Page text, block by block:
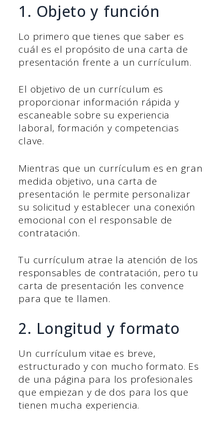
1. Objeto y función
Lo primero que tienes que saber es
cuál es el propósito de una carta de
presentación frente a un currículum.
El objetivo de un currículum es
proporcionar información rápida y
escaneable sobre su experiencia
laboral, formación y competencias
clave.
Mientras que un currículum es en gran
medida objetivo, una carta de
presentación le permite personalizar
su solicitud y establecer una conexión
emocional con el responsable de
contratación.
Tu currículum atrae la atención de los
responsables de contratación, pero tu
carta de presentación les convence
para que te llamen.
2. Longitud y formato
Un currículum vitae es breve,
estructurado y con mucho formato. Es
de una página para los profesionales
que empiezan y de dos para los que
tienen mucha experiencia.